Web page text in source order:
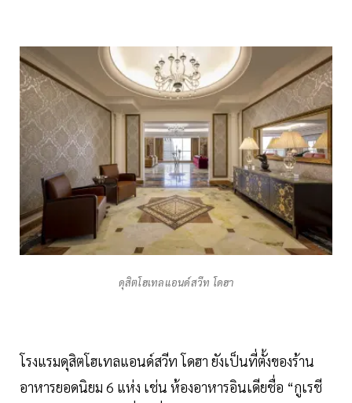
ดุสิตโฮเทลแอนด์สวีท โดฮา
โรงแรมดุสิตโฮเทลแอนด์สวีท โดฮา ยังเป็นที่ตั้งของร้าน
อาหารยอดนิยม 6 แห่ง เช่น ห้องอาหารอินเดียชื่อ “กูเรชี